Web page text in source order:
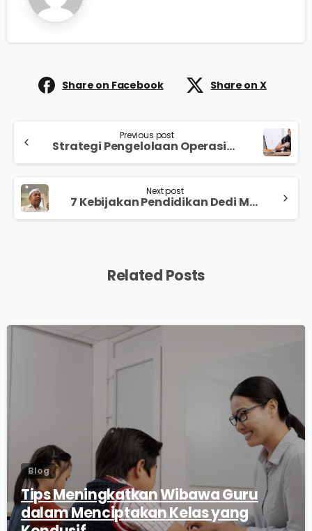
Share on Facebook Share on X
Previous post
Strategi Pengelolaan Operasional Sekolah di Era Digital yang Efektif
Next post
7 Kebijakan Pendidikan Dedi Mulyadi untuk Anak Sekolah yang Memicu Pro-Kontra
Related Posts
Blog
Tips Meningkatkan Wibawa Guru
dalam Menciptakan Kelas yang